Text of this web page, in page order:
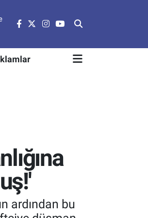
ardından bu